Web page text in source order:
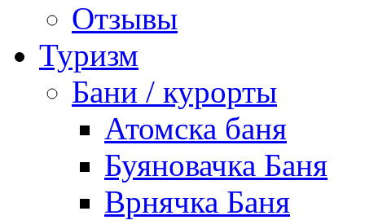
Отзывы
Туризм
Бани / курорты
Атомска баня
Буяновачка Баня
Врнячка Баня